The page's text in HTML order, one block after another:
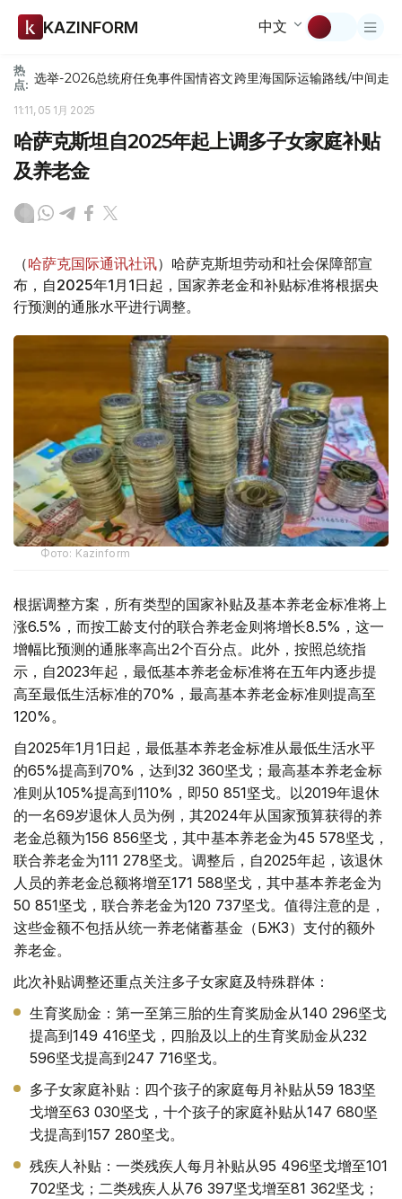
KAZINFORM 中文
热
点: 选举-2026总统府任免事件国情咨文跨里海国际运输路线/中间走廊
11:11, 05 1月 2025
哈萨克斯坦自2025年起上调多子女家庭补贴
及养老金
（哈萨克国际通讯社讯）哈萨克斯坦劳动和社会保障部宣
布，自2025年1月1日起，国家养老金和补贴标准将根据央
行预测的通胀水平进行调整。
Фото: Kazinform
根据调整方案，所有类型的国家补贴及基本养老金标准将上
涨6.5%，而按工龄支付的联合养老金则将增长8.5%，这一
增幅比预测的通胀率高出2个百分点。此外，按照总统指
示，自2023年起，最低基本养老金标准将在五年内逐步提
高至最低生活标准的70%，最高基本养老金标准则提高至
120%。
自2025年1月1日起，最低基本养老金标准从最低生活水平
的65%提高到70%，达到32 360坚戈；最高基本养老金标
准则从105%提高到110%，即50 851坚戈。以2019年退休
的一名69岁退休人员为例，其2024年从国家预算获得的养
老金总额为156 856坚戈，其中基本养老金为45 578坚戈，
联合养老金为111 278坚戈。调整后，自2025年起，该退休
人员的养老金总额将增至171 588坚戈，其中基本养老金为
50 851坚戈，联合养老金为120 737坚戈。值得注意的是，
这些金额不包括从统一养老储蓄基金（БЖЗҚ）支付的额外
养老金。
此次补贴调整还重点关注多子女家庭及特殊群体：
生育奖励金：第一至第三胎的生育奖励金从140 296坚戈
提高到149 416坚戈，四胎及以上的生育奖励金从232
596坚戈提高到247 716坚戈。
多子女家庭补贴：四个孩子的家庭每月补贴从59 183坚
戈增至63 030坚戈，十个孩子的家庭补贴从147 680坚
戈提高到157 280坚戈。
残疾人补贴：一类残疾人每月补贴从95 496坚戈增至101
702坚戈；二类残疾人从76 397坚戈增至81 362坚戈；